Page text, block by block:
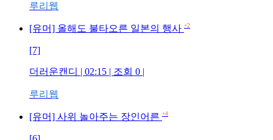
루리웹
[유머] 올해도 불타오른 일본의 행사 +2
[7]
더러운캔디 | 02:15 | 조회 0 |
루리웹
[유머] 사위 놀아주는 장인어른 +4